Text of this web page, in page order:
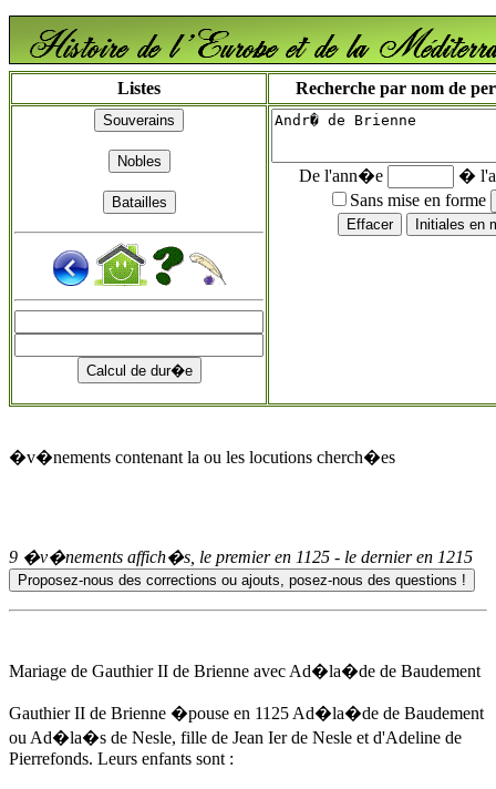
Listes Recherche par nom de
De l'ann�e
�
Sans mise en forme
�v�nements contenant la ou les locutions cherch�es
9 �v�nements affich�s, le premier en 1125 - le dernier en 1215
Mariage de Gauthier II de Brienne avec Ad�la�de de Baudement
Gauthier II de Brienne �pouse en 1125 Ad�la�de de Baudement
ou Ad�la�s de Nesle, fille de Jean Ier de Nesle et d'Adeline de
Pierrefonds. Leurs enfants sont :